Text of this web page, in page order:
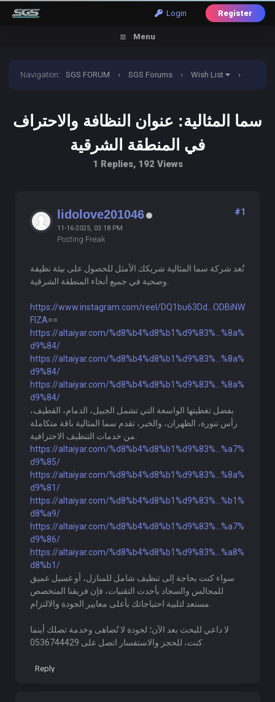
Login Register
Menu
Navigation:SGS FORUM › SGS Forums › Wish List ›
سما المثالية: عنوان النظافة والاحتراف
في المنطقة الشرقية
1 Replies, 192 Views
lidolove201046
11-16-2025, 03:18 PM
Posting Freak
#1
تُعد شركة سما المثالية شريكك الأمثل للحصول على بيئة نظيفة
https://www.instagram.com/reel/DQ1bu63Dd...ODBiNW
FlZA==
https://altaiyar.com/%d8%b4%d8%b1%d9%83%...%8a%
d9%84/
https://altaiyar.com/%d8%b4%d8%b1%d9%83%...%8a%
d9%84/
https://altaiyar.com/%d8%b4%d8%b1%d9%83%...%8a%
d9%84/
بفضل تغطيتها الواسعة التي تشمل الجبيل، الدمام، القطيف،
رأس تنورة، الظهران، والخبر، تقدم سما المثالية باقة متكاملة
https://altaiyar.com/%d8%b4%d8%b1%d9%83%...%a7%
d9%85/
https://altaiyar.com/%d8%b4%d8%b1%d9%83%...%8a%
d9%81/
https://altaiyar.com/%d8%b4%d8%b1%d9%83%...%b1%
d8%a9/
https://altaiyar.com/%d8%b4%d8%b1%d9%83%...%a7%
d9%86/
https://altaiyar.com/%d8%b4%d8%b1%d9%83%...%a8%
d8%b1/
سواء كنت بحاجة إلى تنظيف شامل للمنازل، أو غسيل عميق
للمجالس والسجاد بأحدث التقنيات، فإن فريقنا المتخصص
لا داعي للبحث بعد الآن؛ لجودة لا تُضاهى وخدمة تصلك أينما
كنت، للحجز والاستفسار اتصل على 0536744429.
Reply